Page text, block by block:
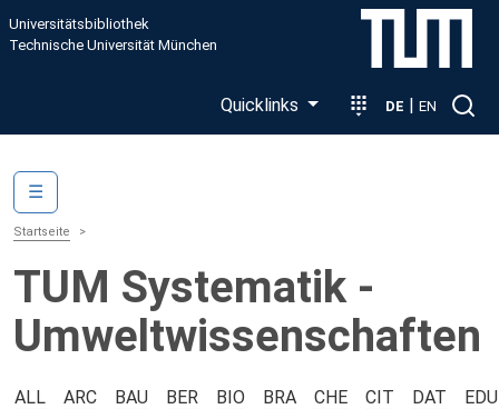
Direkt zum Inhalt
Universitätsbibliothek
Technische Universität München
Quicklinks DE | EN
Startseite
TUM Systematik -
Umweltwissenschaften
ALL ARC BAU BER BIO BRA CHE CIT DAT
EDU
☰